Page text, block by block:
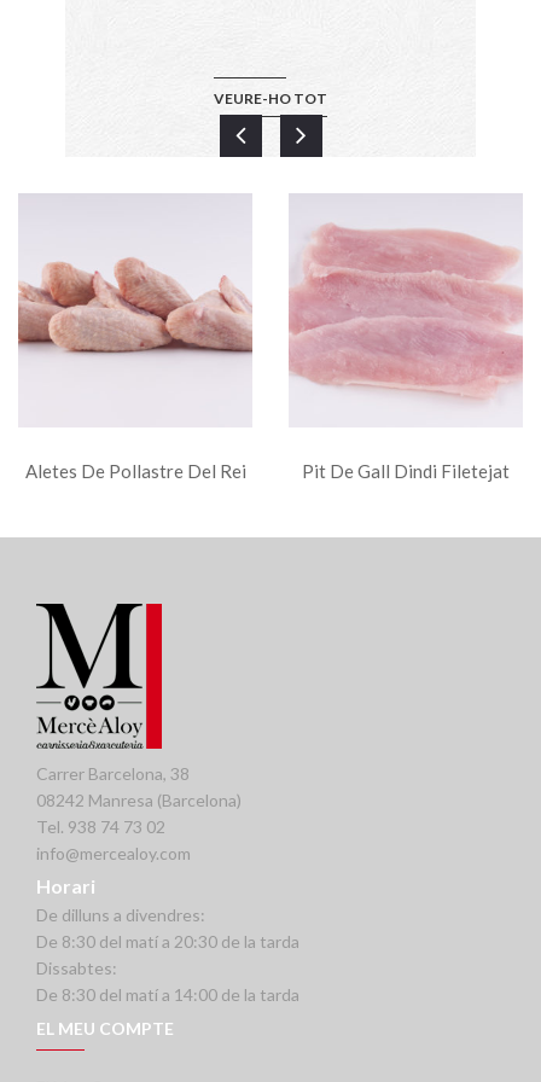
VEURE-HO TOT
Aletes De Pollastre Del Rei
Pit De Gall Dindi Filetejat
Carrer Barcelona, 38
08242 Manresa (Barcelona)
Tel. 938 74 73 02
info@mercealoy.com
Horari
De dilluns a divendres:
De 8:30 del matí a 20:30 de la tarda
Dissabtes:
De 8:30 del matí a 14:00 de la tarda
EL MEU COMPTE